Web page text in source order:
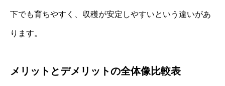
下でも育ちやすく、収穫が安定しやすいという違いがあ
ります。
メリットとデメリットの全体像比較表